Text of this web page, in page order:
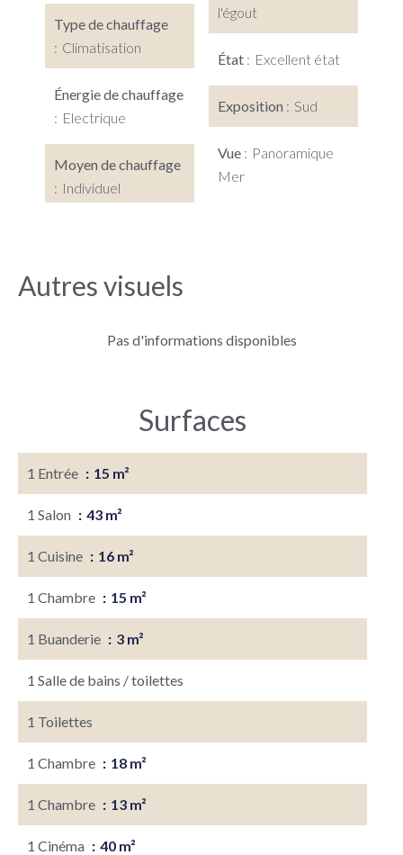
Type de chauffage
Climatisation
Énergie de chauffage
Electrique
Moyen de chauffage
Individuel
l'égout
État Excellent état
Exposition Sud
Vue
Panoramique
Mer
Autres visuels
Pas d'informations disponibles
Surfaces
1 Entrée 15 m²
1 Salon 43 m²
1 Cuisine 16 m²
1 Chambre 15 m²
1 Buanderie 3 m²
1 Salle de bains / toilettes
1 Toilettes
1 Chambre 18 m²
1 Chambre 13 m²
1 Cinéma 40 m²